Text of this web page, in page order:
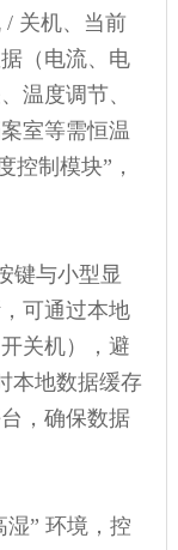
关机、当前
（电流、电
温度调节、
室等需恒温
控制模块”，
键与小型显
可通过本地
关机），避
本地数据缓存
，确保数据
湿” 环境，控